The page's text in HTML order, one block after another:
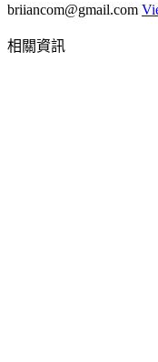
briiancom@gmail.com
相關資訊